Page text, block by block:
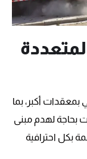
بمعقدات أكبر، بما
بحاجة لهدم مبنى
بكل احترافية